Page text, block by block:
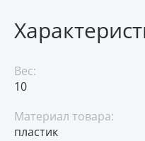
Вес:
10
Материал товара:
пластик